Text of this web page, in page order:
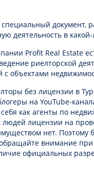
документ,
деятельность в
Profit Real Estate
риелторской
объектами
без лицензии в
на YouTube-
как агенты по
людей лицензии на
нет. Поэтому
внимание
официальных